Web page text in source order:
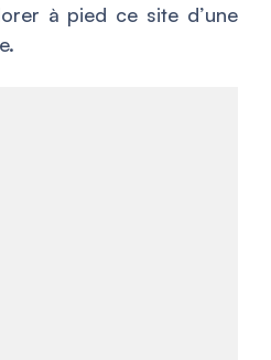
à pied ce site d’une